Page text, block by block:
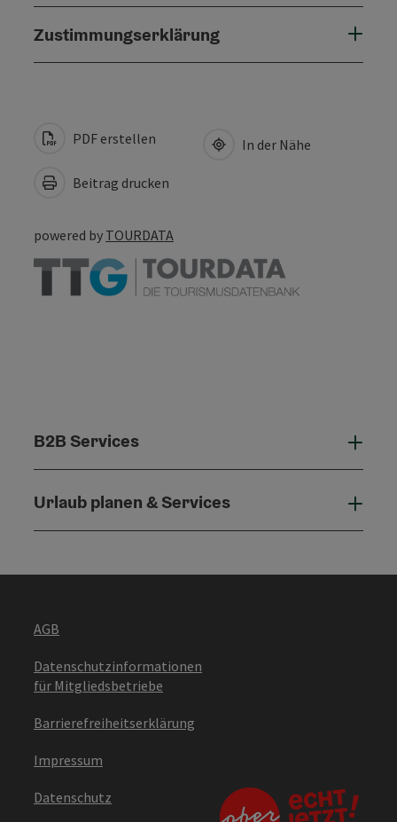
Zustimmungserklärung
PDF erstellen
Beitrag drucken
In der Nähe
powered by TOURDATA
B2B Services
Urlaub planen & Services
AGB
Datenschutzinformationen
für Mitgliedsbetriebe
Barrierefreiheitserklärung
Impressum
Datenschutz